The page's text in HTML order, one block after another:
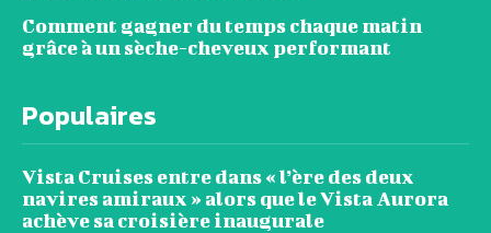
Comment gagner du temps chaque matin
grâce à un sèche-cheveux performant
Populaires
Vista Cruises entre dans « l’ère des deux
navires amiraux » alors que le Vista Aurora
achève sa croisière inaugurale